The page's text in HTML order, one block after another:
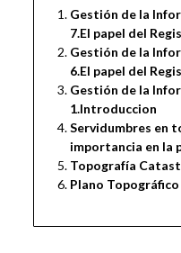
Gestión de la
7.El papel del
Gestión de la
6.El papel del
Gestión de la
1.Introduccion
Servidumbres en
importancia en la
Topografía
Plano Topográfico